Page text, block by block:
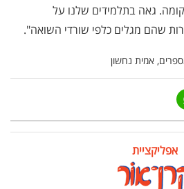
גאה בתלמידים שלנו על
שהם מגלים כלפי שורדי השואה".
אמית נחשון
אפליקציית